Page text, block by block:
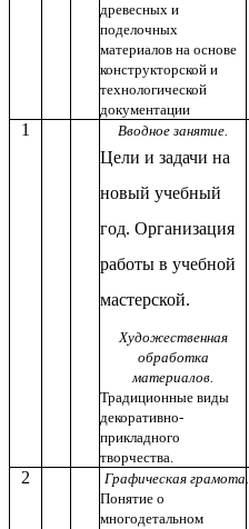
древесных и
поделочных
материалов на основе
конструкторской и
технологической
документации
1 Вводное занятие.
Цели и задачи на
новый учебный
год. Организация
работы в учебной
мастерской.
Художественная
обработка
материалов.
Традиционные виды
декоративно-
прикладного
творчества.
2
Графическая грамота.
Понятие о
многодетальном